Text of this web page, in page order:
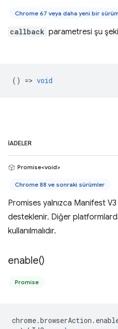
Chrome 67 veya daha yeni bir
callback parametresi şu
() => void
İADELER
Promise<void>
Chrome 88 ve sonraki sürümler
Promises yalnızca Manifest
desteklenir. Diğer
kullanılmalıdır.
enable()
Promise
chrome.browserAction .